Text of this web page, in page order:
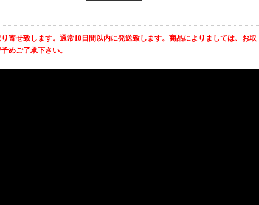
寄せ致します。通常10日間以内に発送致します。商品によりましては、お取
めご了承下さい。